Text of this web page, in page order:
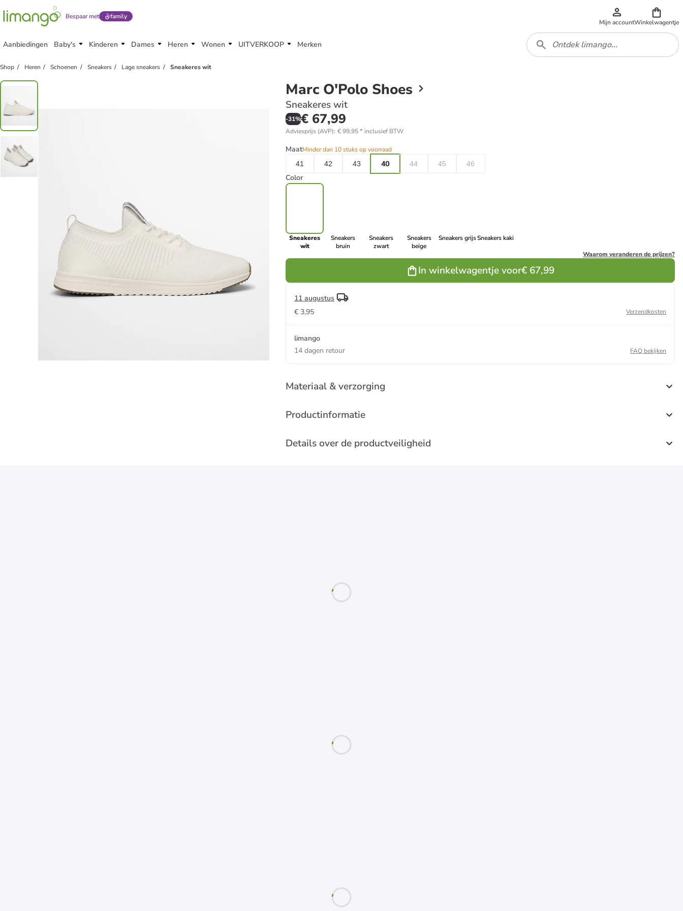
Bespaar met family
Mijn accountWinkelwagentje
Aanbiedingen Baby's Kinderen Dames Heren Wonen UITVERKOOP Merken
Shop Heren Schoenen Sneakers Lage sneakers Sneakeres wit
Marc O'Polo Shoes
Sneakeres wit
-31%€ 67,99
Adviesprijs (AVP): € 99,95* inclusief BTW
MaatMinder dan 10 stuks op voorraad
41
42 43 40 44 45 46
Color
Sneakeres
wit
Sneakers
bruin
Sneakers
zwart
Sneakers
beige
Sneakers grijsSneakers kaki
Waarom veranderen de prijzen?
In winkelwagentje voor€ 67,99
11 augustus
€ 3,95
Verzendkosten
limango
14 dagen retour
FAQ bekijken
Materiaal & verzorging
Productinformatie
Details over de productveiligheid